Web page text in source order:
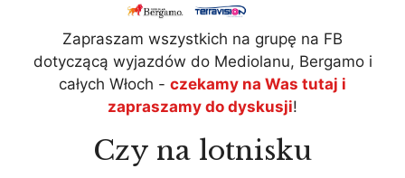
Zapraszam wszystkich na grupę na FB
dotyczącą wyjazdów do Mediolanu, Bergamo i
całych Włoch - czekamy na Was tutaj i
zapraszamy do dyskusji!
Czy na lotnisku